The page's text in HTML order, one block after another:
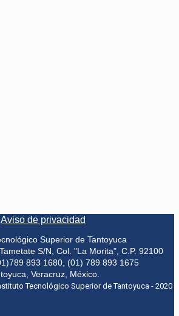
Aviso de privacidad
Superior de Tantoyuca
S/N, Col. "La Morita", C.P. 92100
893 1680, (01) 789 893 1675
Veracruz, México.
Tecnológico Superior de Tantoyuca - 2020